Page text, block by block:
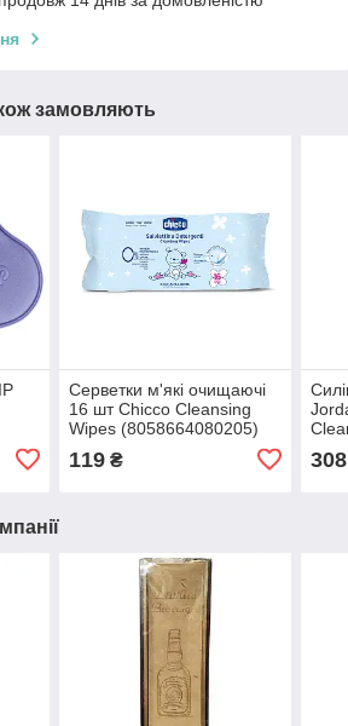
замовляють
Серветки м'які очищаючі
16 шт Chicco Cleansing
Wipes (8058664080205)
119₴ 308